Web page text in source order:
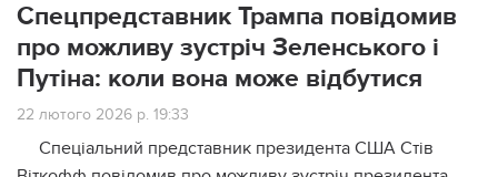
Спецпредставник Трампа повідомив
про можливу зустріч Зеленського і
Путіна: коли вона може відбутися
22 лютого 2026 р. 19:33
Спеціальний представник президента США Стів